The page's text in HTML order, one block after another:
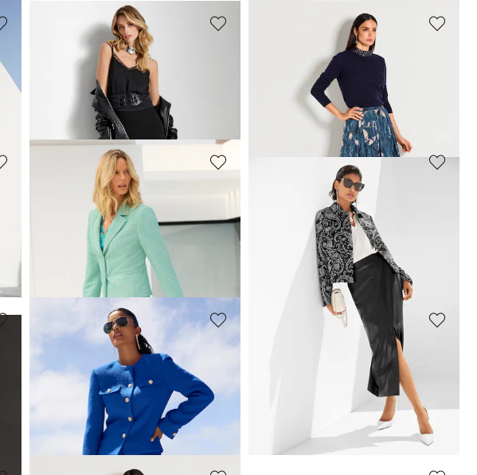
MADELEINE
Jupe ornée de dentelle
MADELEINE
179,95 €
MADELEINE
139,95 €
Meilleur prix sous 30 jours**: 104,95 €
MADELEINE
179,95 €
Meilleur prix sous 30 jours**: 129,95 €
MADELEINE
179,95 €
Meilleur prix sous 30 jours**: 129,95 €